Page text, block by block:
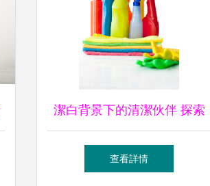
潔白背景下的清潔伙伴 探索
現代洗滌用品的多樣魅力
查看詳情